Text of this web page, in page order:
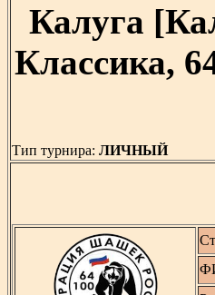
Калуга
Классика,
Тип турнира: ЛИЧНЫЙ